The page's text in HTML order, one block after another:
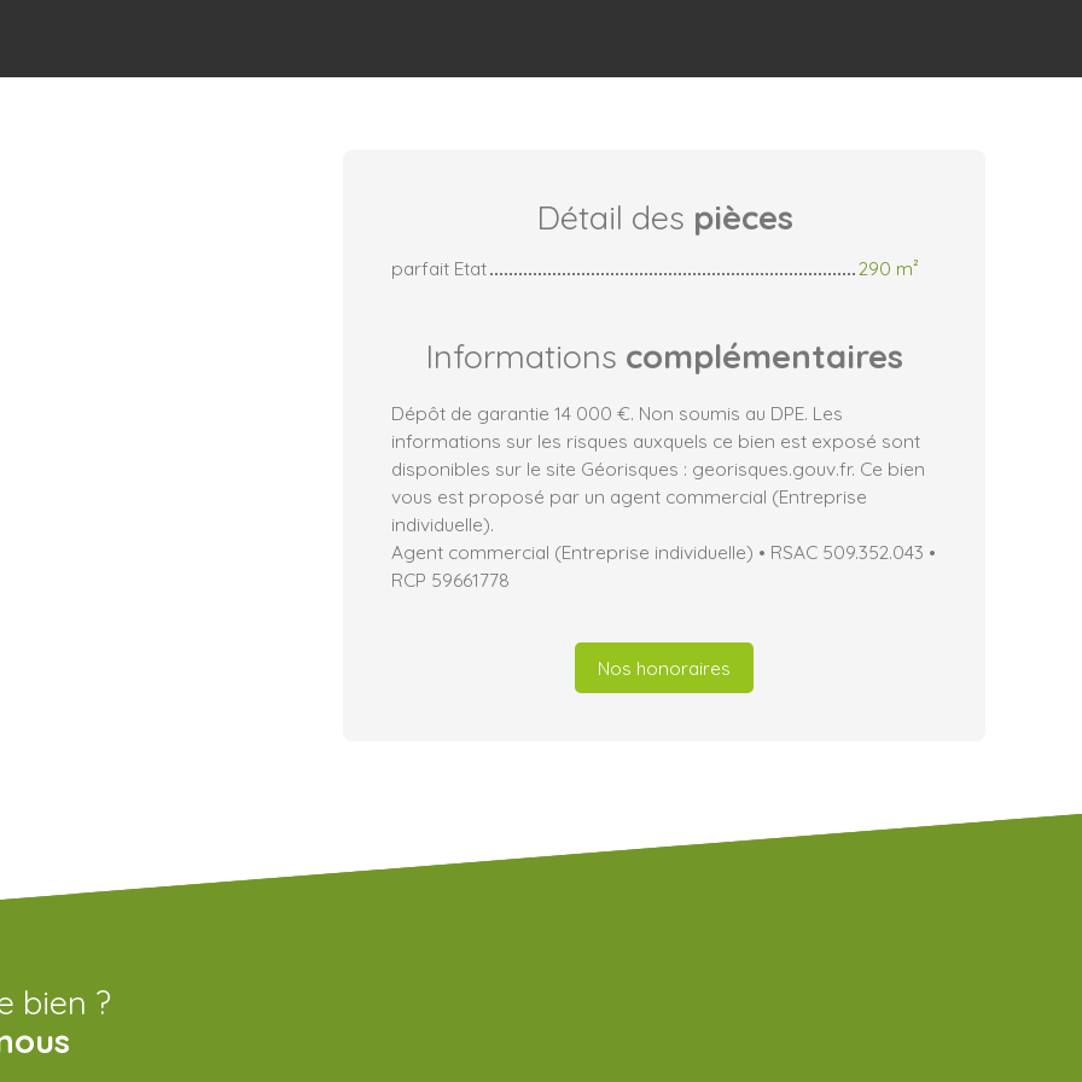
Détail des pièces
parfait Etat 290 m²
Informations complémentaires
Dépôt de garantie 14 000 €. Non soumis au DPE. Les
informations sur les risques auxquels ce bien est exposé sont
disponibles sur le site Géorisques : georisques.gouv.fr. Ce bien
vous est proposé par un agent commercial (Entreprise
individuelle).
Agent commercial (Entreprise individuelle) • RSAC 509.352.043 •
RCP 59661778
Nos honoraires
bien ?